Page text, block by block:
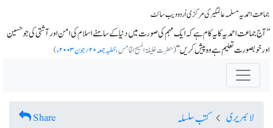
جماعت احمدیہ مسلمہ عالمگیر کی مرکزی اُردو ویب سائٹ
’’آج جماعت احمدیہ کا یہ کام ہے کہ ایک مہم کی صورت میں دنیا کے سامنے اسلام کی امن اور آشتی کی جو حسین
اور خوبصورت تعلیم ہے وہ پیش کریں‘‘(حضرت خلیفۃ المسیح الخامس،خطبہ جمعہ ۲۰؍جون ۲۰۰۳ء )
لائبریری کتب سلسلہ Share